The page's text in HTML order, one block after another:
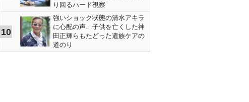
り回るハード視察
10
強いショック状態の清水アキラ
に心配の声…子供を亡くした神
田正輝らもたどった遺族ケアの
道のり